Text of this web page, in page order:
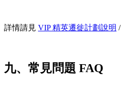
詳情請見 VIP 精英遷徙計劃說明 /
九、常見問題 FAQ